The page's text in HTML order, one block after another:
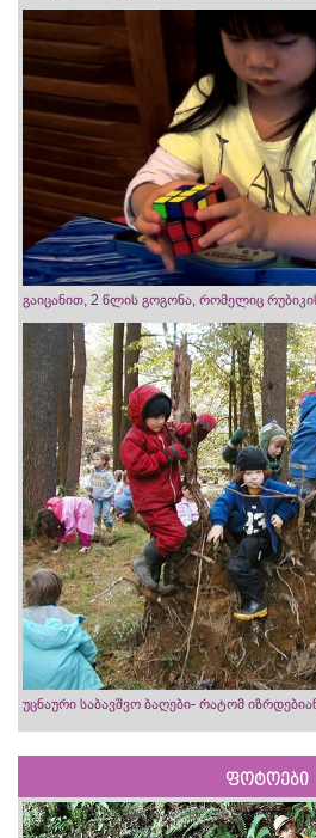
გაიცანით, 2 წლის გოგონა, რომელიც
უცნაური საბავშვო ბაღები- რატომ
ფოტოები